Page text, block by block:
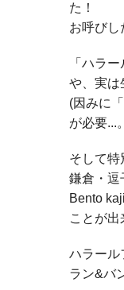
た！
お呼びし
「ハラ
や、実は
(因みに
が必要...
そして特
鎌倉・逗
Bento
ことが
ハラール
ラン&バ